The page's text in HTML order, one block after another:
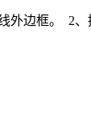
边框。 2